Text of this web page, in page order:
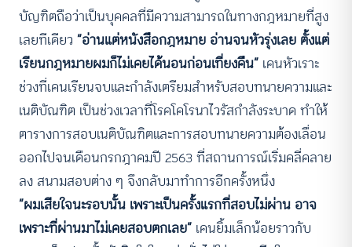
บัญฑิตถือว่าเป็นบุคคลที่มีความสามารถในทางกฎหมายที่สูง
เลยทีเดียว “อ่านแต่หนังสือกฎหมาย อ่านจนหัวรุ่งเลย ตั้งแต่
เรียนกฎหมายผมก็ไม่เคยได้นอนก่อนเที่ยงคืน” เคนหัวเราะ
ช่วงที่เคนเรียนจบและกำลังเตรียมสำหรับสอบทนายความและ
เนติบัณฑิต เป็นช่วงเวลาที่โรคโคโรนาไวรัสกำลังระบาด ทำให้
ตารางการสอบเนติบัณฑิตและการสอบทนายความต้องเลื่อน
ออกไปจนเดือนกรกฎาคมปี 2563 ที่สถานการณ์เริ่มคลี่คลาย
ลง สนามสอบต่าง ๆ จึงกลับมาทำการอีกครั้งหนึ่ง
“ผมเสียใจนะรอบนั้น เพราะเป็นครั้งแรกที่สอบไม่ผ่าน อาจ
เพราะที่ผ่านมาไม่เคยสอบตกเลย” เคนยิ้มเล็กน้อยราวกับ